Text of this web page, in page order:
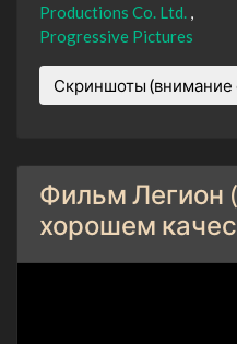
Productions Co. Ltd.
Progressive Pictures
Скриншоты (внимание
Фильм Легион
хорошем